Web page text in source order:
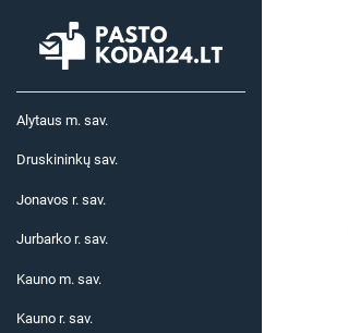
Alytaus m. sav.
Druskininkų sav.
Jonavos r. sav.
Jurbarko r. sav.
Kauno m. sav.
Kauno r. sav.